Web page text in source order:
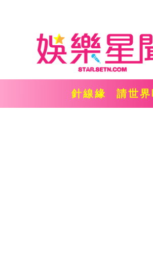
針線緣 請世界